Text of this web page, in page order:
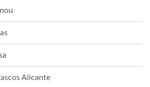
Alicante